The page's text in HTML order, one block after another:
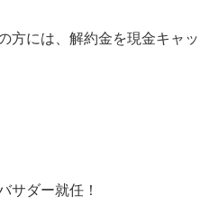
方には、解約金を現金キャッ
サダー就任！